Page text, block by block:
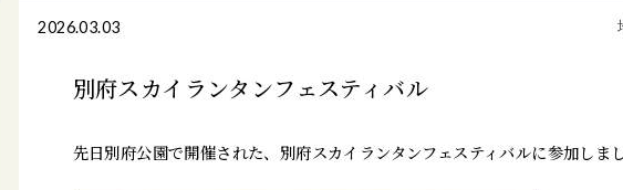
2026.03.03
別府スカイランタンフェスティバル
先日別府公園で開催された、別府スカイランタンフェスティバルに参加しまし